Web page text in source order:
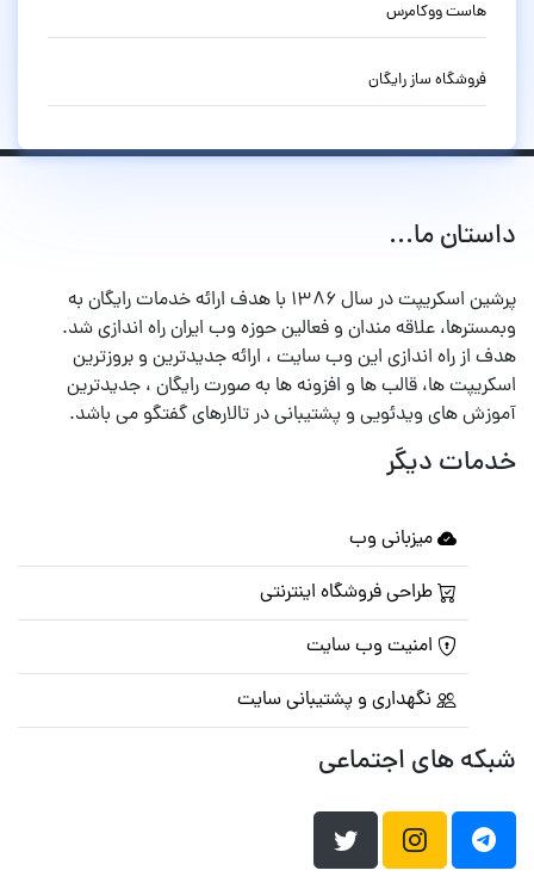
هاست ووکامرس
فروشگاه ساز رایگان
داستان ما...
پرشین اسکریپت در سال ۱۳۸۶ با هدف ارائه خدمات رایگان به
وبمسترها، علاقه مندان و فعالین حوزه وب ایران راه اندازی شد.
هدف از راه اندازی این وب سایت ، ارائه جدیدترین و بروزترین
اسکریپت ها، قالب ها و افزونه ها به صورت رایگان ، جدیدترین
آموزش های ویدئویی و پشتیبانی در تالارهای گفتگو می باشد.
خدمات دیگر
میزبانی وب
طراحی فروشگاه اینترنتی
امنیت وب سایت
نگهداری و پشتیبانی سایت
شبکه های اجتماعی